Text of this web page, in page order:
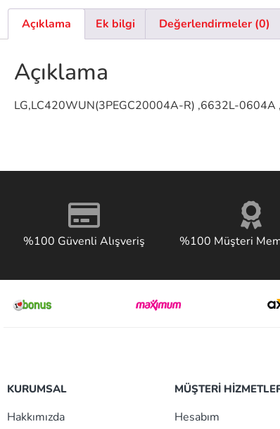
Açıklama Ek bilgi Değerlendirmeler (0)
Açıklama
LG,LC420WUN(3PEGC20004A-R) ,6632L-0604A
%100 Güvenli Alışveriş %100 Müşteri
KURUMSAL
Hakkımızda
MÜŞTERİ
Hesabım